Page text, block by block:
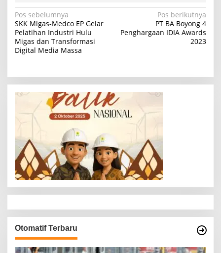
N
a
v
a
s
p
o
s
Pos sebelumnya
SKK Migas-Medco EP Gelar
Pelatihan Industri Hulu
Migas dan Transformasi
Digital Media Massa
Pos berikutnya
PT BA Boyong 4
Penghargaan IDIA Awards
2023
Otomatif Terbaru